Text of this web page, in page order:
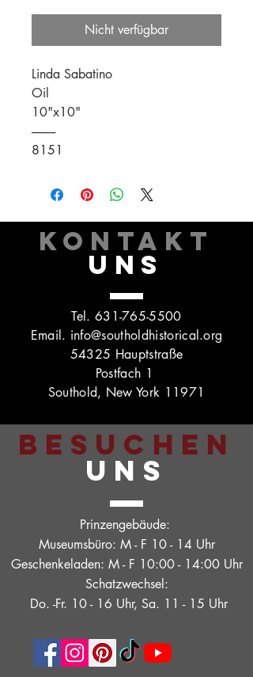
Nicht verfügbar
Linda Sabatino
Oil
10"x10"
----------
8151
KONTAKT
UNS
Tel. 631-765-5500
Email. info@southoldhistorical.org
54325 Hauptstraße
Postfach 1
Southold, New York 11971
BESUCHEN
UNS
Prinzengebäude:
Museumsbüro: M - F 10 - 14 Uhr
Geschenkeladen: M - F 10:00 - 14:00 Uhr
Schatzwechsel:
Do. -Fr. 10 - 16 Uhr, Sa. 11 - 15 Uhr